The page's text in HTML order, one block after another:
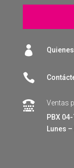



Ventas
PBX
Lunes